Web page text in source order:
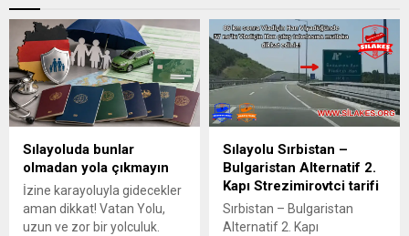
Sılayoluda bunlar
olmadan yola çıkmayın
İzine karayoluyla gidecekler
aman dikkat! Vatan Yolu,
uzun ve zor bir yolculuk.
Sılayolu Sırbistan –
Bulgaristan Alternatif 2.
Kapı Strezimirovtci tarifi
Sırbistan – Bulgaristan
Alternatif 2. Kapı